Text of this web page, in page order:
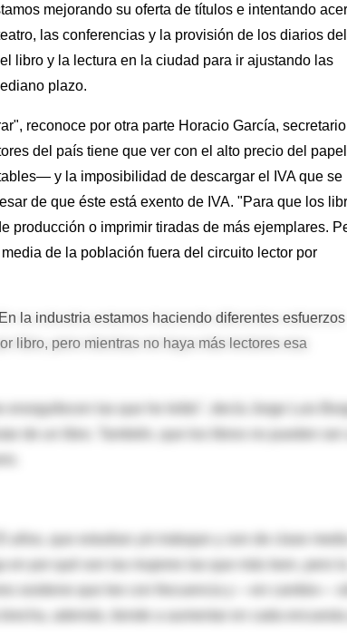
mejorando su oferta de títulos e intentando
las conferencias y la provisión de los diarios del
libro y la lectura en la ciudad para ir ajustando las
plazo.
reconoce por otra parte Horacio García,
del país tiene que ver con el alto precio del
y la imposibilidad de descargar el IVA que se
de que éste está exento de IVA. "Para que los
producción o imprimir tiradas de más ejemplares.
de la población fuera del circuito lector por
la industria estamos haciendo diferentes esfuerzos
libro, pero mientras no haya más lectores esa
las que he leído", decía Jorge Luis
de un libro. También, que los libros no pueden ser
que estudian y/o trabajan y son de clase media
por qué son las mujeres las que más leen, pero la
además, tiende a aumentar en cada encuesta